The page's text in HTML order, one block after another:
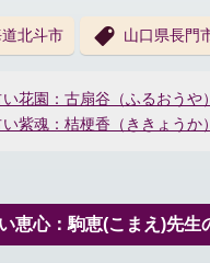
北斗市 山口県長門
い花園：古扇谷（ふるおうや
い紫魂：桔梗香（ききょうか
恵心：駒恵(こまえ)先生